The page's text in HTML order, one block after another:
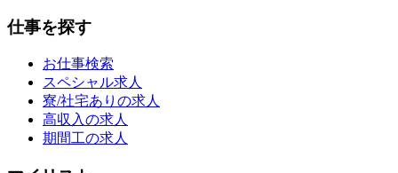
仕事を探す
お仕事検索
スペシャル求人
寮/社宅ありの求人
高収入の求人
期間工の求人